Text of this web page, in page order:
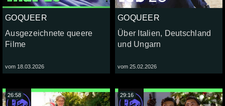
GOQUEER
Ausgezeichnete queere
Filme
vom 18.03.2026
GOQUEER
Über Italien, Deutschland
und Ungarn
vom 25.02.2026
26:58 29:16